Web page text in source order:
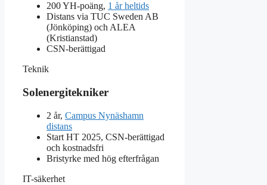
200 YH-poäng, 1 år heltids
Distans via TUC Sweden AB
(Jönköping) och ALEA
(Kristianstad)
CSN-berättigad
Teknik
Solenergitekniker
2 år, Campus Nynäshamn
distans
Start HT 2025, CSN-berättigad
och kostnadsfri
Bristyrke med hög efterfrågan
IT-säkerhet